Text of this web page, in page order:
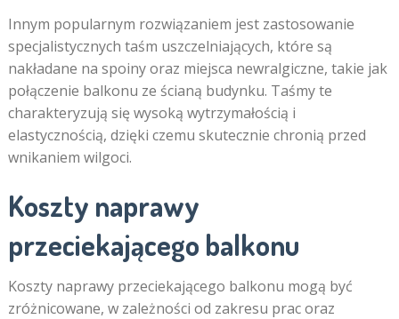
Innym popularnym rozwiązaniem jest zastosowanie
specjalistycznych taśm uszczelniających, które są
nakładane na spoiny oraz miejsca newralgiczne, takie jak
połączenie balkonu ze ścianą budynku. Taśmy te
charakteryzują się wysoką wytrzymałością i
elastycznością, dzięki czemu skutecznie chronią przed
wnikaniem wilgoci.
Koszty naprawy
przeciekającego balkonu
Koszty naprawy przeciekającego balkonu mogą być
zróżnicowane, w zależności od zakresu prac oraz